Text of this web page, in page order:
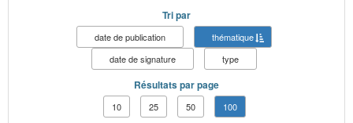
Tri par
date de publication
thématique
date de signature
type
Résultats par page
10 25 50 100